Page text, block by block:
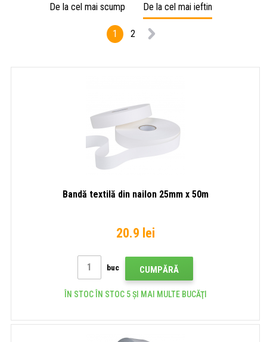
De la cel mai scump De la cel mai ieftin
1 2
Bandă textilă din nailon 25mm x 50m
20.9 lei
buc CUMPĂRĂ
ÎN STOC ÎN STOC 5 ȘI MAI MULTE BUCĂŢI